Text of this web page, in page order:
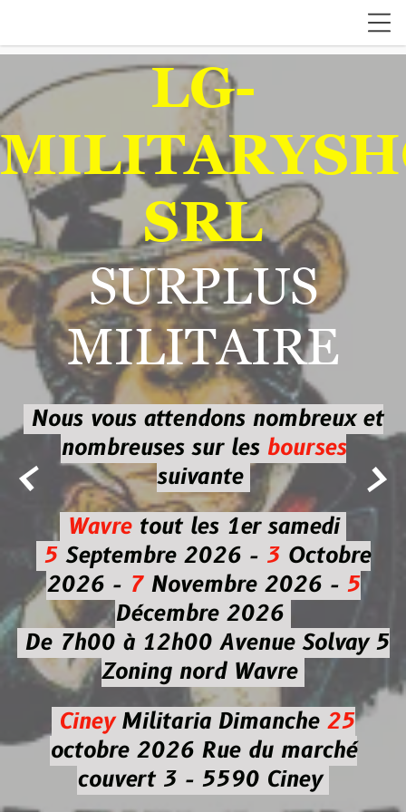
 
LG-
SRL
SURPLUS
MILITAIRE
Nous vous attendons nombreux et
nombreuses sur les bourses
suivante
Wavretout les 1er samedi
5Septembre 2026 - 3Octobre
2026 -7Novembre 2026 - 5
Décembre 2026
De 7h00 à 12h00 Avenue Solvay 5
Zoning nord Wavre
CineyMilitaria Dimanche 25
octobre 2026Rue du marché
couvert 3 - 5590 Ciney